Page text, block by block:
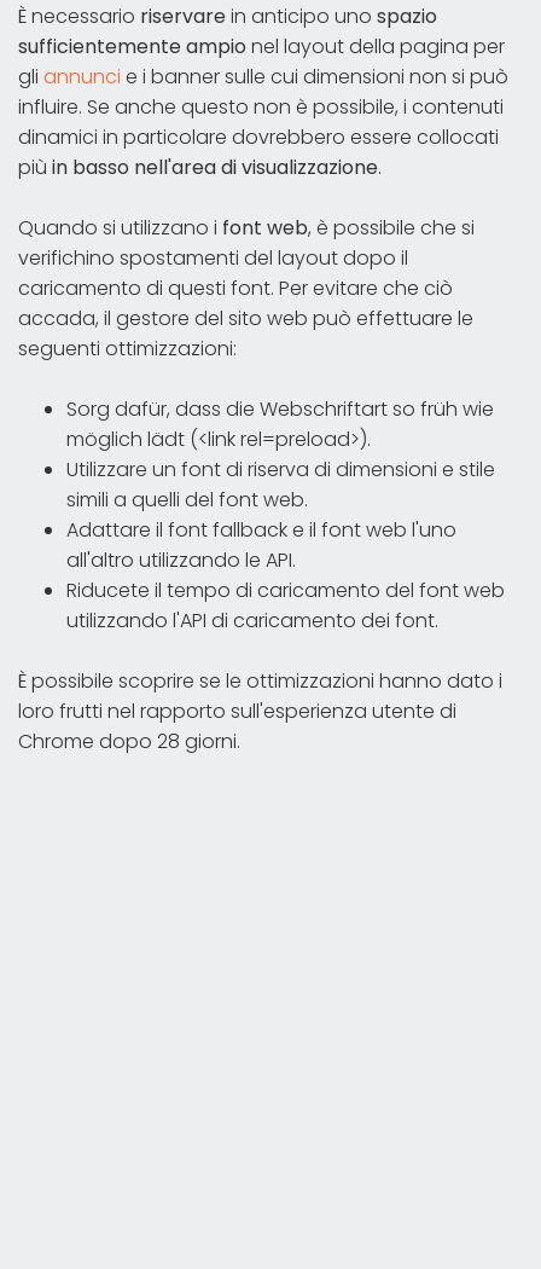
È necessario riservarein anticipo uno spazio
sufficientemente ampio nel layout della pagina per
gli annunci e i banner sulle cui dimensioni non si può
influire. Se anche questo non è possibile, i contenuti
dinamici in particolare dovrebbero essere collocati
più in basso nell'area di visualizzazione.
Quando si utilizzano i font web, è possibile che si
verifichino spostamenti del layout dopo il
caricamento di questi font. Per evitare che ciò
accada, il gestore del sito web può effettuare le
seguenti ottimizzazioni:
Sorg dafür, dass die Webschriftart so früh wie
möglich lädt (<link rel=preload>).
Utilizzare un font di riserva di dimensioni e stile
simili a quelli del font web.
Adattare il font fallback e il font web l'uno
all'altro utilizzando le API.
Riducete il tempo di caricamento del font web
utilizzando l'API di caricamento dei font.
È possibile scoprire se le ottimizzazioni hanno dato i
loro frutti nel rapporto sull'esperienza utente di
Chrome dopo 28 giorni.